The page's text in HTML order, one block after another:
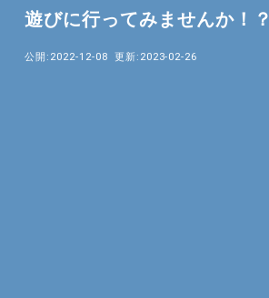
遊びに行ってみませんか！？
公開:2022-12-08 更新:2023-02-26